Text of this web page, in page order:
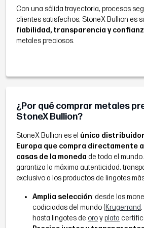
Con una sólida trayectoria, procesos
clientes satisfechos, StoneX Bullion es
fiabilidad, transparencia y
metales preciosos.
¿Por qué comprar metales
StoneX Bullion?
StoneX Bullion es el único
Europa que compra directamente
casas de la moneda de todo el
garantiza la máxima autenticidad,
exclusivo a los productos de lingotes
Amplia selección: desde las
codiciadas del mundo (Krugerrand,
hasta lingotes de oroyplata